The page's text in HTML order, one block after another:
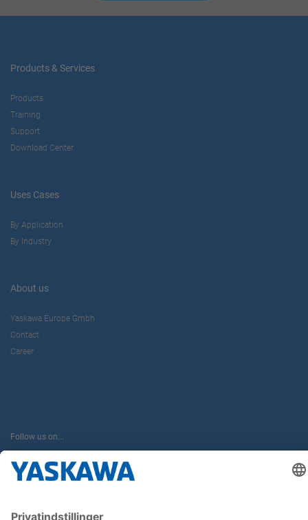
Products & Services
Products
Training
Support
Download Center
Uses Cases
By Application
By Industry
About us
Yaskawa Europe Gmbh
Contact
Career
Follow us on...